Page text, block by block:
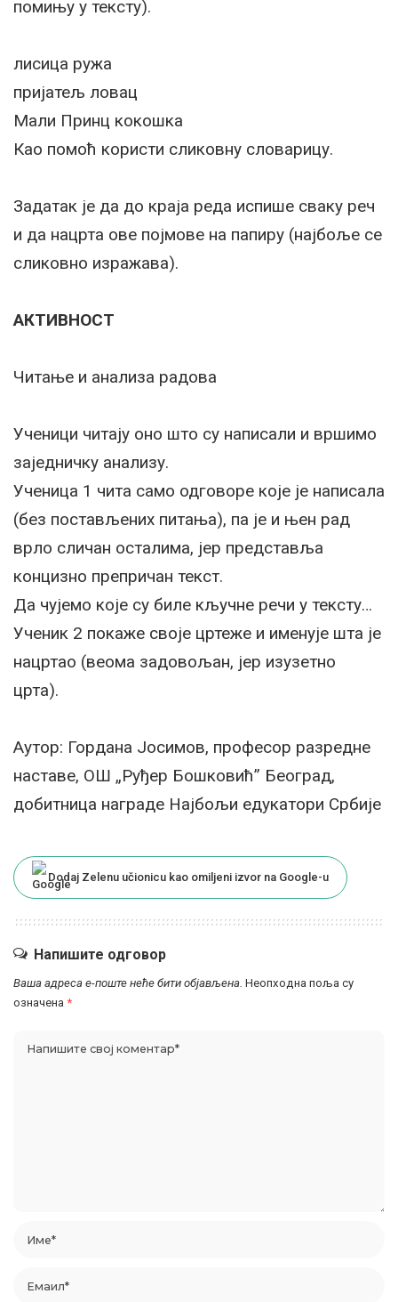
помињу у тексту).
лисица ружа
пријатељ ловац
Мали Принц кокошка
Као помоћ користи сликовну словарицу.
Задатак је да до краја реда испише сваку реч
и да нацрта ове појмове на папиру (најбоље се
сликовно изражава).
АКТИВНОСТ
Читање и анализа радова
Ученици читају оно што су написали и вршимо
заједничку анализу.
Ученица 1 чита само одговоре које је написала
(без постављених питања), па је и њен рад
врло сличан осталима, јер представља
концизно препричан текст.
Да чујемо које су биле кључне речи у тексту…
Ученик 2 покаже своје цртеже и именује шта је
нацртао (веома задовољан, јер изузетно
црта).
Аутор: Гордана Јосимов, професор разредне
наставе, ОШ „Руђер Бошковић” Београд,
добитница награде Најбољи едукатори Србије
Dodaj Zelenu učionicu kao omiljeni izvor na Google-u
Напишите одговор
Ваша адреса е-поште неће бити објављена. Неопходна поља су
означена *